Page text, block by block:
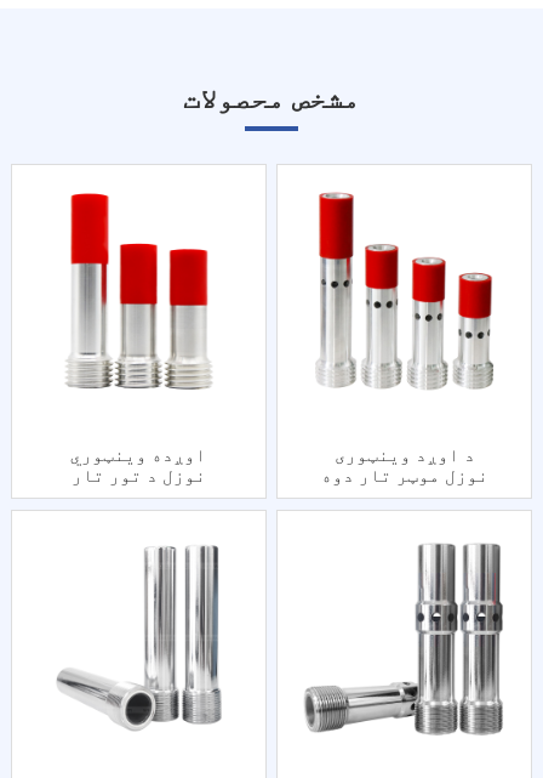
مشخص محصولات
اوږده وینټوري
نوزل ​​د تور تار
واحد داخل د ال
جاکټ سره
د اوږد وینټوری
نوزل ​​​​موټر تار دوه
ګونی داخلونه د ال
جاکټ سره